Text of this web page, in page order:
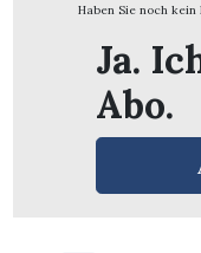
Haben Sie noch kein
Ja.
Abo.